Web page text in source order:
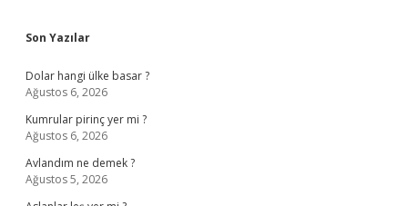
Sidebar
Son Yazılar
Dolar hangi ülke basar ?
Ağustos 6, 2026
Kumrular pirinç yer mi ?
Ağustos 6, 2026
Avlandım ne demek ?
Ağustos 5, 2026